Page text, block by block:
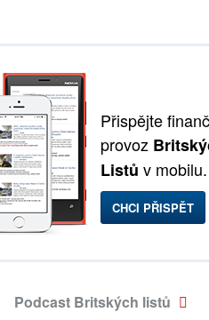
Přispějte
provoz
Listů v mobilu.
CHCI PŘISPĚT
Podcast Britských listů